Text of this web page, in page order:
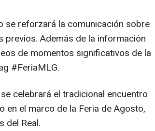
se reforzará la comunicación sobre
previos. Además de la información
de momentos significativos de la
#FeriaMLG.
celebrará el tradicional encuentro
en el marco de la Feria de Agosto,
del Real.